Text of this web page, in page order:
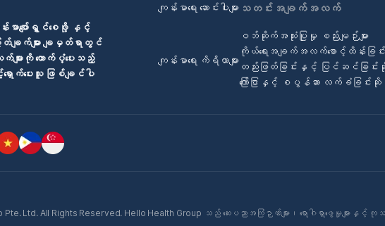
ာပျော်ရွှင်စေဖို့ နှင့်
ျက်များ ချမှတ်ရာတွင်
များကို ထောက်ပံ့ပေးသည့်
ရှောက်ပေးသူ ဖြစ်ချင်ပါ
ကျန်းမာရေး ဆောင်းပါးများ
ကျန်းမာရေး ကိရိယာများ
သတင်းအချက်အလက်
ဝဘ်ဆိုက်အသုံးပြုမှု စည်းမျဉ်းများ
ကိုယ်ရေးအချက်အလက်စောင့်ထိန်းခြင်
တည်းဖြတ်ခြင်းနှင့် ပြင်ဆင်ခြင်
ကြော်ငြာနှင့် စပွန်ဆာ လက်ခံခြင်း
Ltd. All Rights Reserved. Hello Health Group သည် ဆေးပညာအကြံဉာဏ်များ၊ ရောဂါရှာဖွေမှုများနှင့် ကုသ